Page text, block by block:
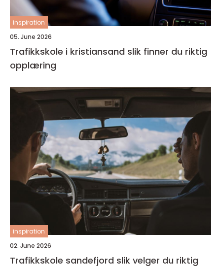
inspiration
05. June 2026
Trafikkskole i kristiansand slik finner du riktig
opplæring
inspiration
02. June 2026
Trafikkskole sandefjord slik velger du riktig